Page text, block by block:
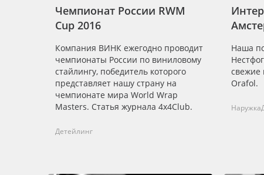
Orajet 3640
Плёнка монтажная Oratape
ПЭТ листовой
ПЭТ бэклит
Вспененный ПВХ
Баннер
Заготовки для сувениров
Чемпионат России RWM
Cup 2016
Компания ВИНК ежегодно проводит
чемпионаты России по виниловому
стайлингу, победитель которого
представляет нашу страну на
чемпионате мира World Wrap
Masters. Статья журнала 4х4Club.
Детейлинг
Наша
свежие
Orafol.
Наружка